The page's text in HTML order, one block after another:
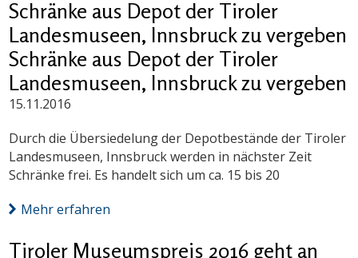
Schränke aus Depot der Tiroler
Landesmuseen, Innsbruck zu vergeben
Schränke aus Depot der Tiroler
Landesmuseen, Innsbruck zu vergeben
15.11.2016
Durch die Übersiedelung der Depotbestände der Tiroler
Landesmuseen, Innsbruck werden in nächster Zeit
Schränke frei. Es handelt sich um ca. 15 bis 20
Mehr erfahren
Tiroler Museumspreis 2016 geht an